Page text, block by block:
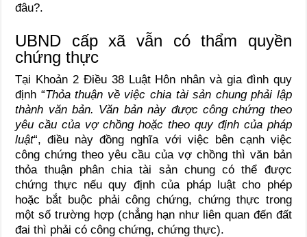
đâu?.
UBND cấp xã vẫn có thẩm quyền
chứng thực
Tại Khoản 2 Điều 38 Luật Hôn nhân và gia đình quy
định “Thỏa thuận về việc chia tài sản chung phải lập
thành văn bản. Văn bản này được công chứng theo
yêu cầu của vợ chồng hoặc theo quy định của pháp
luật“, điều này đồng nghĩa với việc bên cạnh việc
công chứng theo yêu cầu của vợ chồng thì văn bản
thỏa thuận phân chia tài sản chung có thể được
chứng thực nếu quy định của pháp luật cho phép
hoặc bắt buộc phải công chứng, chứng thực trong
một số trường hợp (chẳng hạn như liên quan đến đất
đai thì phải có công chứng, chứng thực).